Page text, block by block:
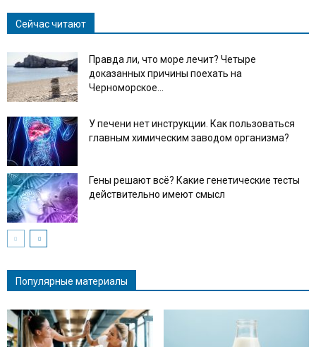
Сейчас читают
Правда ли, что море лечит? Четыре
доказанных причины поехать на
Черноморское...
У печени нет инструкции. Как пользоваться
главным химическим заводом организма?
Гены решают всё? Какие генетические тесты
действительно имеют смысл
Популярные материалы